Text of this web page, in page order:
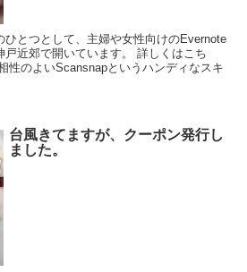
ひとつとして、主婦や女性向けのEvernote
近郊で開いています。 詳しくはこち
性のよいScansnapというハンディなスキ
台風きてますが、クーポン発行し
ました。